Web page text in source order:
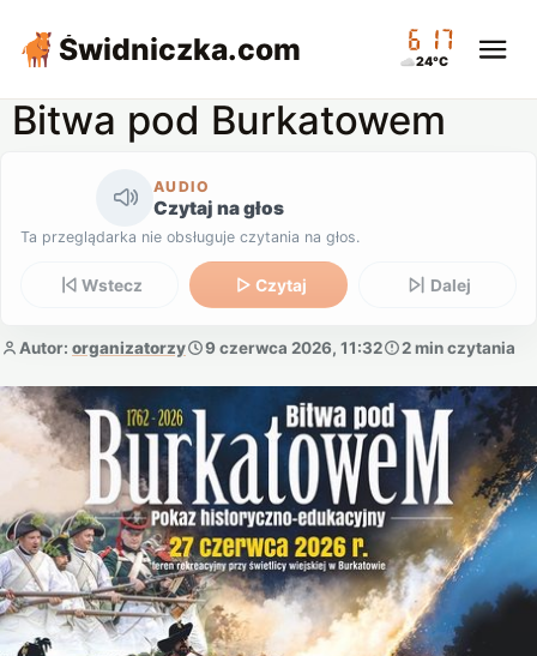
Świdniczka.com 06:17
24°C
Bitwa pod Burkatowem
AUDIO
Czytaj na głos
Ta przeglądarka nie obsługuje czytania na głos.
Wstecz Czytaj Dalej
Autor: organizatorzy 9 czerwca 2026, 11:32 2 min czytania